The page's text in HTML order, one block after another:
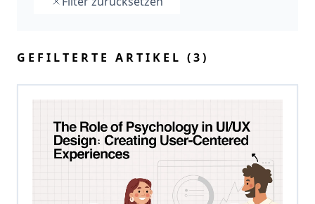
GEFILTERTE ARTIKEL (3)